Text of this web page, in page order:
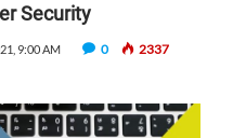
Security
9:00 AM 0 2337